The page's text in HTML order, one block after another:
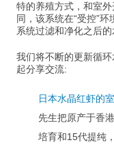
特的养殖方式，和室
同，该系统在“受控”
系统过滤和净化之后的
我们将不断的更新循
起分享交流:
日本水晶红虾的
先生把原产于香
培育和15代提纯